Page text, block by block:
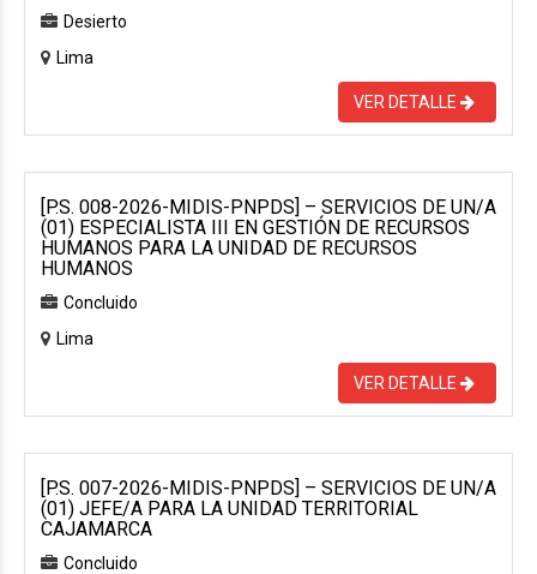
Desierto
Lima
VER DETALLE
[P.S. 008-2026-MIDIS-PNPDS] – SERVICIOS DE UN/A
(01) ESPECIALISTA III EN GESTIÓN DE RECURSOS
HUMANOS PARA LA UNIDAD DE RECURSOS
HUMANOS
Concluido
Lima
VER DETALLE
[P.S. 007-2026-MIDIS-PNPDS] – SERVICIOS DE UN/A
(01) JEFE/A PARA LA UNIDAD TERRITORIAL
CAJAMARCA
Concluido